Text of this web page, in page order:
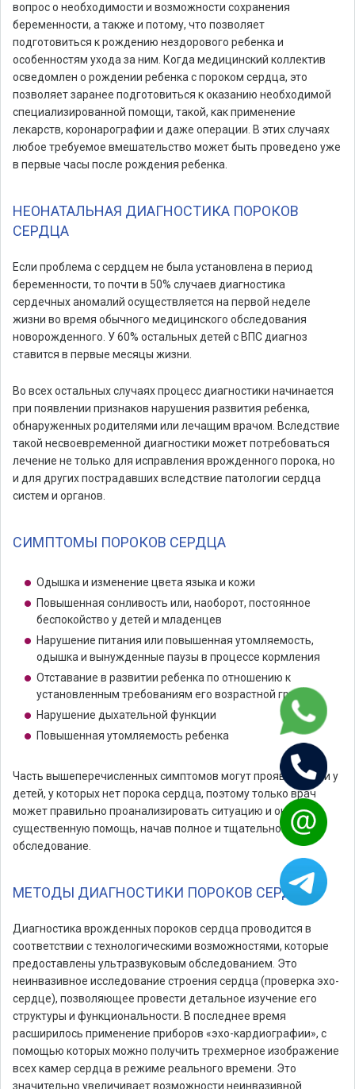
вопрос о необходимости и возможности сохранения
беременности, а также и потому, что позволяет
подготовиться к рождению нездорового ребенка и
особенностям ухода за ним. Когда медицинский коллектив
осведомлен о рождении ребенка с пороком сердца, это
позволяет заранее подготовиться к оказанию необходимой
специализированной помощи, такой, как применение
лекарств, коронарографии и даже операции. В этих случаях
любое требуемое вмешательство может быть проведено уже
в первые часы после рождения ребенка.
НЕОНАТАЛЬНАЯ ДИАГНОСТИКА ПОРОКОВ
СЕРДЦА
Если проблема с сердцем не была установлена в период
беременности, то почти в 50% случаев диагностика
сердечных аномалий осуществляется на первой неделе
жизни во время обычного медицинского обследования
новорожденного. У 60% остальных детей с ВПС диагноз
ставится в первые месяцы жизни.
Во всех остальных случаях процесс диагностики начинается
при появлении признаков нарушения развития ребенка,
обнаруженных родителями или лечащим врачом. Вследствие
такой несвоевременной диагностики может потребоваться
лечение не только для исправления врожденного порока, но
и для других пострадавших вследствие патологии сердца
систем и органов.
СИМПТОМЫ ПОРОКОВ СЕРДЦА
Одышка и изменение цвета языка и кожи
Повышенная сонливость или, наоборот, постоянное
беспокойство у детей и младенцев
Нарушение питания или повышенная утомляемость,
одышка и вынужденные паузы в процессе кормления
Отставание в развитии ребенка по отношению к
установленным требованиям его возрастной группы
Нарушение дыхательной функции
Повышенная утомляемость ребенка
Часть вышеперечисленных симптомов могут проявляться и у
детей, у которых нет порока сердца, поэтому только врач
может правильно проанализировать ситуацию и оказать
существенную помощь, начав полное и тщательное
обследование.
МЕТОДЫ ДИАГНОСТИКИ ПОРОКОВ СЕРДЦА
Диагностика врожденных пороков сердца проводится в
соответствии с технологическими возможностями, которые
предоставлены ультразвуковым обследованием. Это
неинвазивное исследование строения сердца (проверка эхо-
сердце), позволяющее провести детальное изучение его
структуры и функциональности. В последнее время
расширилось применение приборов «эхо-кардиографии», с
помощью которых можно получить трехмерное изображение
всех камер сердца в режиме реального времени. Это
значительно увеличивает возможности неинвазивной